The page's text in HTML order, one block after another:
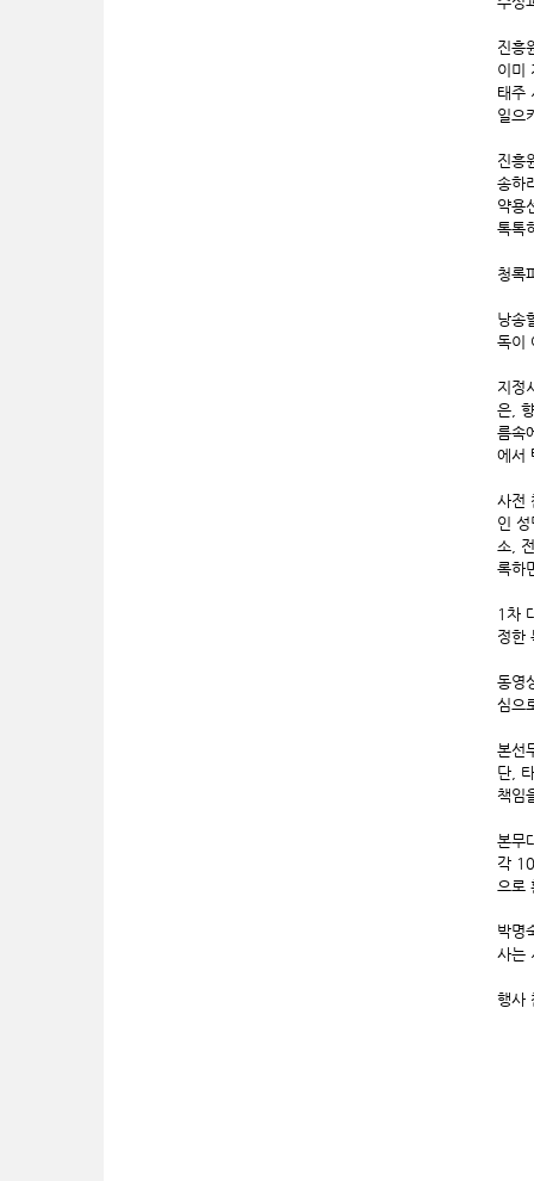
진흥
이미
태주
일으
진흥
송하
약용
톡톡
청록
낭송
독이
지정
은,
름속
에서
사전
인
소,
록하
1차
정한
동영
심으
본선
단,
책임
본무
각
으로
박명
사는
행사